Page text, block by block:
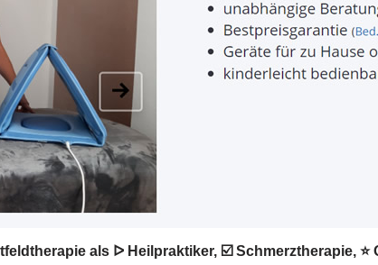
als ᐅ Heilpraktiker, ☑️ Schmerztherapie,